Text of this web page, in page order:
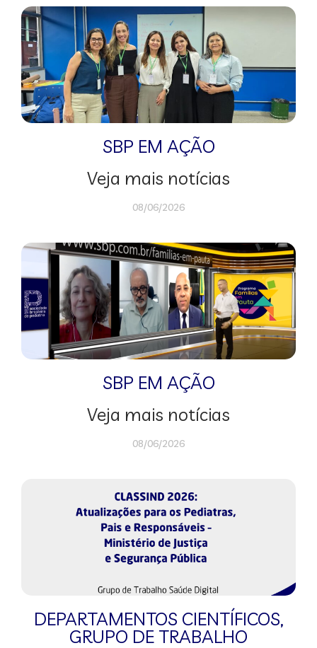
SBP EM AÇÃO
Veja mais notícias
08/06/2026
SBP EM AÇÃO
Veja mais notícias
08/06/2026
DEPARTAMENTOS CIENTÍFICOS,
GRUPO DE TRABALHO